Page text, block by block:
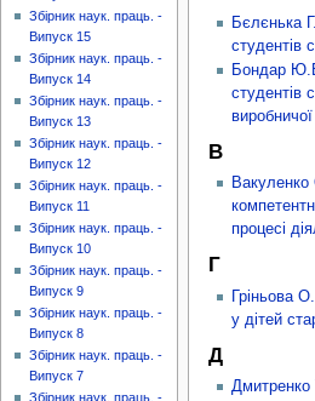
Бєлєнька
студентів
Бондар
студентів
В
Вакуленко
процесі
Г
Гріньова
у дітей
Д
Дмитренко
Збірник наук. праць. -
Випуск 15
Збірник наук. праць. -
Випуск 14
Збірник наук. праць. -
Випуск 13
Збірник наук. праць. -
Випуск 12
Збірник наук. праць. -
Випуск 11
Збірник наук. праць. -
Випуск 10
Збірник наук. праць. -
Випуск 9
Збірник наук. праць. -
Випуск 8
Збірник наук. праць. -
Випуск 7
Збірник наук. праць. -